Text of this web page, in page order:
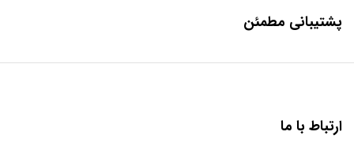
پشتیبانی مطمئن
ارتباط با ما